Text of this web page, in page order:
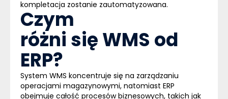
kompletacja zostanie zautomatyzowana.
Czym
różni się WMS od
ERP?
System WMS koncentruje się na zarządzaniu
operacjami magazynowymi, natomiast ERP
obejmuje całość procesów biznesowych, takich jak